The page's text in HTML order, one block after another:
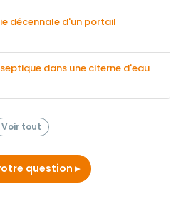
décennale d'un portail
dans une citerne d'eau
Voir tout
question